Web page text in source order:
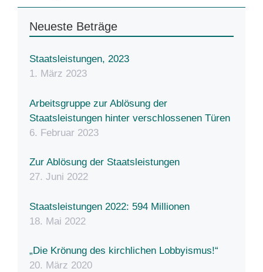
Neueste Beträge
Staatsleistungen, 2023
1. März 2023
Arbeitsgruppe zur Ablösung der
Staatsleistungen hinter verschlossenen Türen
6. Februar 2023
Zur Ablösung der Staatsleistungen
27. Juni 2022
Staatsleistungen 2022: 594 Millionen
18. Mai 2022
„Die Krönung des kirchlichen Lobbyismus!“
20. März 2020